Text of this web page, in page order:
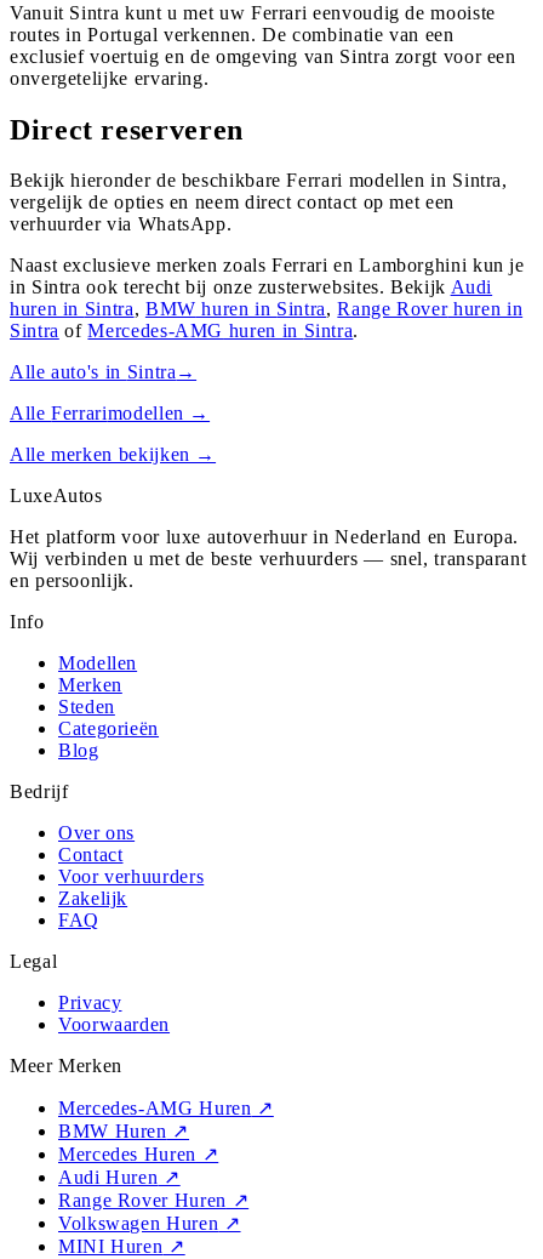
Vanuit Sintra kunt u met uw Ferrari eenvoudig de mooiste
routes in Portugal verkennen. De combinatie van een
exclusief voertuig en de omgeving van Sintra zorgt voor een
onvergetelijke ervaring.
Direct reserveren
Bekijk hieronder de beschikbare Ferrari modellen in Sintra,
vergelijk de opties en neem direct contact op met een
verhuurder via WhatsApp.
Naast exclusieve merken zoals Ferrari en Lamborghini kun je
in Sintra ook terecht bij onze zusterwebsites. Bekijk Audi
huren in Sintra, BMW huren in Sintra,Range Roverhuren in
Sintra ofMercedes-AMG huren in Sintra.
Alle auto's in Sintra→
AlleFerrarimodellen →
Alle merken bekijken →
LuxeAutos
Het platform voor luxe autoverhuur in Nederland en Europa.
Wij verbinden u met de beste verhuurders — snel, transparant
en persoonlijk.
Info
Modellen
Merken
Steden
Categorieën
Blog
Bedrijf
Over ons
Contact
Voor verhuurders
Zakelijk
FAQ
Legal
Privacy
Voorwaarden
Meer Merken
Mercedes-AMG Huren ↗
BMW Huren ↗
Mercedes Huren ↗
Audi Huren ↗
Range Rover Huren ↗
Volkswagen Huren ↗
MINI Huren ↗